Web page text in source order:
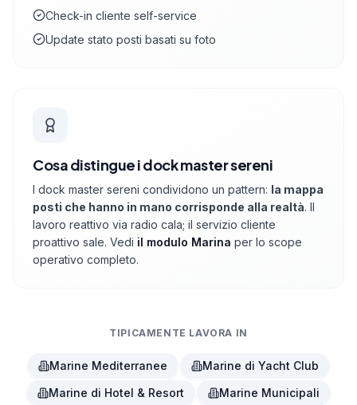
Check-in cliente self-service
Update stato posti basati su foto
Cosa distingue i dock master sereni
I dock master sereni condividono un pattern: la mappa
posti che hanno in mano corrisponde alla realtà. Il
lavoro reattivo via radio cala; il servizio cliente
proattivo sale. Vedi il modulo Marina per lo scope
operativo completo.
TIPICAMENTE LAVORA IN
Marine Mediterranee
Marine di Yacht Club
Marine di Hotel & Resort
Marine Municipali